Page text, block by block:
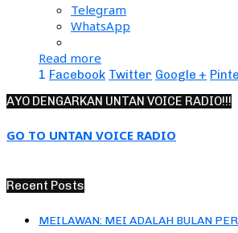
Telegram
WhatsApp
Read more
1 Facebook Twitter Google +
AYO DENGARKAN UNTAN VOICE RADIO!!!
GO TO UNTAN VOICE RADIO
Recent Posts
MEILAWAN: MEI ADALAH BULAN